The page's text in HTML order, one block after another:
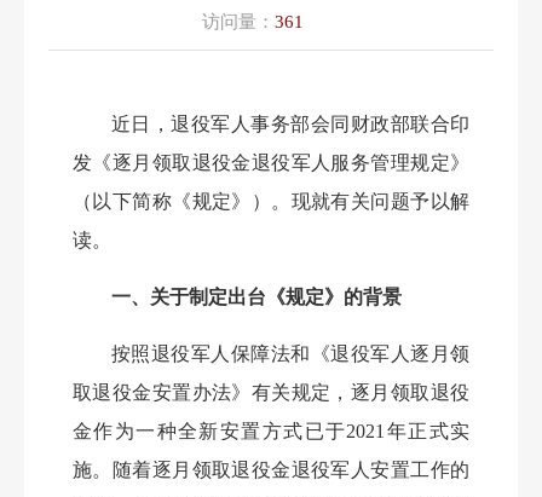
访问量： 361
近日，退役军人事务部会同财政部联合印
发《逐月领取退役金退役军人服务管理规定》
（以下简称《规定》）。现就有关问题予以解
读。
一、关于制定出台《规定》的背景
按照退役军人保障法和《退役军人逐月领
取退役金安置办法》有关规定，逐月领取退役
金作为一种全新安置方式已于2021年正式实
施。随着逐月领取退役金退役军人安置工作的